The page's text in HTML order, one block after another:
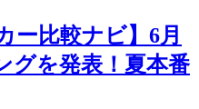
ー比較ナビ】6月
グを発表！夏本番